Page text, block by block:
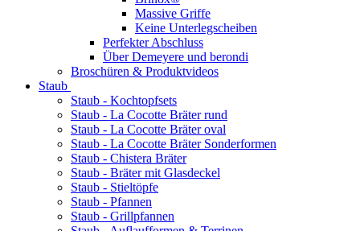
Massive Griffe
Keine Unterlegscheiben
Perfekter Abschluss
Über Demeyere und berondi
Broschüren & Produktvideos
Staub
Staub - Kochtopfsets
Staub - La Cocotte Bräter rund
Staub - La Cocotte Bräter oval
Staub - La Cocotte Bräter Sonderformen
Staub - Chistera Bräter
Staub - Bräter mit Glasdeckel
Staub - Stieltöpfe
Staub - Pfannen
Staub - Grillpfannen